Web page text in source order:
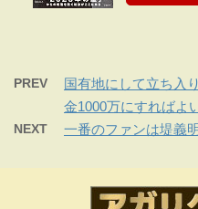
PREV
国有地にして立ち入
金1000万にすればよ
NEXT 一番のファンは堤義